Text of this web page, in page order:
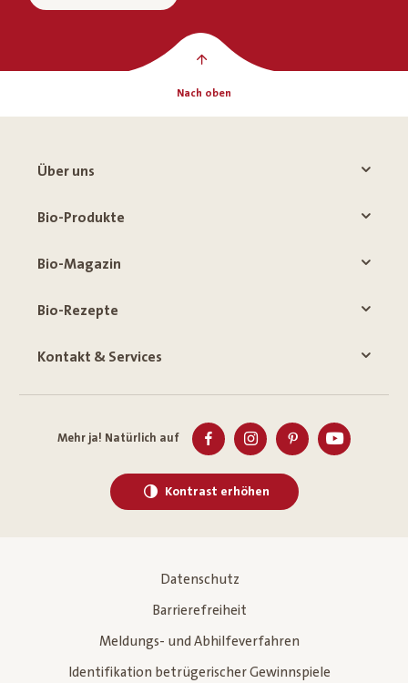
Nach oben
Über uns
Bio-Produkte
Bio-Magazin
Bio-Rezepte
Kontakt & Services
Mehr ja! Natürlich auf
Kontrast erhöhen
Datenschutz
Barrierefreiheit
Meldungs- und Abhilfeverfahren
Identifikation betrügerischer Gewinnspiele